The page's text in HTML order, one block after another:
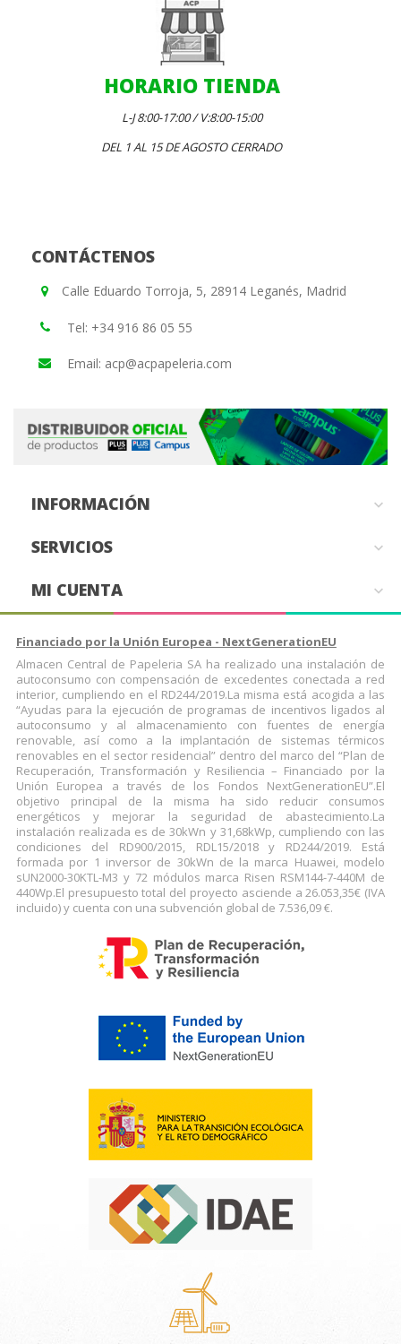
HORARIO TIENDA
L-J 8:00-17:00 / V:8:00-15:00
DEL 1 AL 15 DE AGOSTO CERRADO
CONTÁCTENOS
Calle Eduardo Torroja, 5, 28914 Leganés, Madrid
Tel: +34 916 86 05 55
Email: acp@acpapeleria.com
INFORMACIÓN 
SERVICIOS 
MI CUENTA 
Financiado por la Unión Europea - NextGenerationEU
Almacen Central de Papeleria SA ha realizado una instalación de
autoconsumo con compensación de excedentes conectada a red
interior, cumpliendo en el RD244/2019.La misma está acogida a las
“Ayudas para la ejecución de programas de incentivos ligados al
autoconsumo y al almacenamiento con fuentes de energía
renovable, así como a la implantación de sistemas térmicos
renovables en el sector residencial” dentro del marco del “Plan de
Recuperación, Transformación y Resiliencia – Financiado por la
Unión Europea a través de los Fondos NextGenerationEU”.El
objetivo principal de la misma ha sido reducir consumos
energéticos y mejorar la seguridad de abastecimiento.La
instalación realizada es de 30kWn y 31,68kWp, cumpliendo con las
condiciones del RD900/2015, RDL15/2018 y RD244/2019. Está
formada por 1 inversor de 30kWn de la marca Huawei, modelo
sUN2000-30KTL-M3 y 72 módulos marca Risen RSM144-7-440M de
440Wp.El presupuesto total del proyecto asciende a 26.053,35€ (IVA
incluido) y cuenta con una subvención global de 7.536,09 €.